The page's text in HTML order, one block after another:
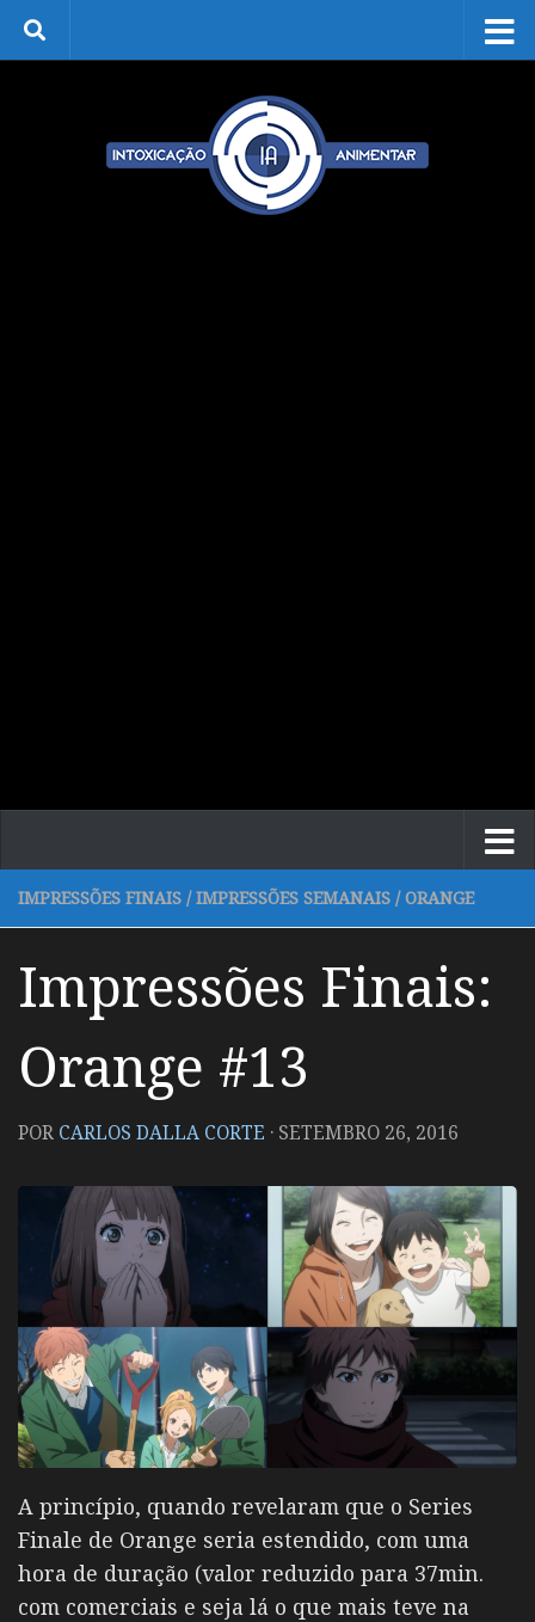
Skip to content
IMPRESSÕES FINAIS / IMPRESSÕES SEMANAIS / ORANGE
Impressões Finais:
Orange #13
POR CARLOS DALLA CORTE · SETEMBRO 26, 2016
A princípio, quando revelaram que o Series
Finale de Orange seria estendido, com uma
hora de duração (valor reduzido para 37min.
com comerciais e seja lá o que mais teve na